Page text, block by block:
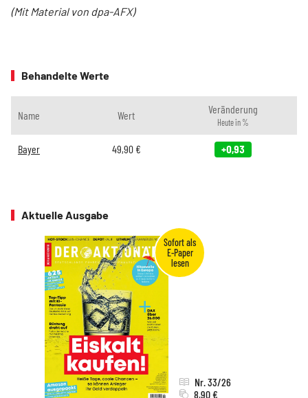
(Mit Material von dpa-AFX)
Behandelte Werte
Name Wert Veränderung
Heute in %
Bayer 49,90€ +0,93
Aktuelle Ausgabe
Nr. 33/26
8,90 €